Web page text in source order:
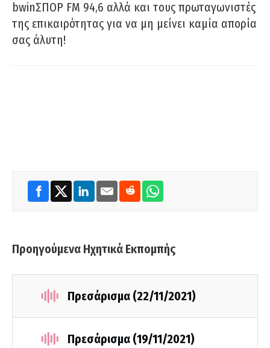
bwinΣΠΟΡ FM 94,6 αλλά και τους πρωταγωνιστές
της επικαιρότητας για να μη μείνει καμία απορία
σας άλυτη!
Προηγούμενα Ηχητικά Εκπομπής
Πρεσάρισμα (22/11/2021)
Πρεσάρισμα (19/11/2021)